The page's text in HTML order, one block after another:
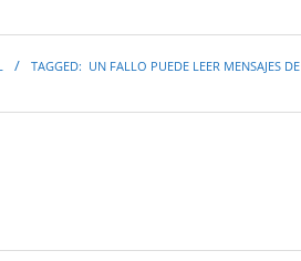
TAGGED: UN FALLO PUEDE LEER MENSAJES DE